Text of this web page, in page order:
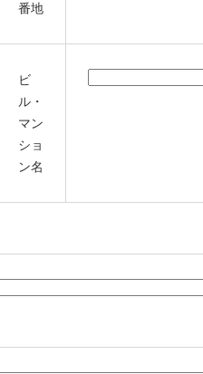
番地
ビ
ル・
マン
ショ
ン名